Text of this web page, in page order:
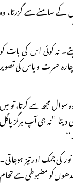
کے سامنے سے گزرتا، وہ
نہ کوئی اس کی بات کو
حسرت و یاس کی تصویر
مجھ سے کرتا، تو میں
’’نہ جی آپ ہرگز پاگل
کی چمک اور تیز ہوجاتی۔
کو مضبوطی سے تھام